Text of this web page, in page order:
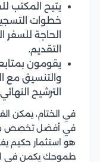
يتيح المكتب
خطوات
الحاجة للسفر
التقديم.
يقومون
والتنسيق مع
الترشيح
في الختام، يمكن
في أفضل تخصص
هو استثمار حكيم
طموحك يكمن في